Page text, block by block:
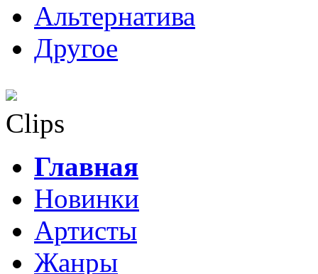
Альтернатива
Другое
Clips
Главная
Новинки
Артисты
Жанры